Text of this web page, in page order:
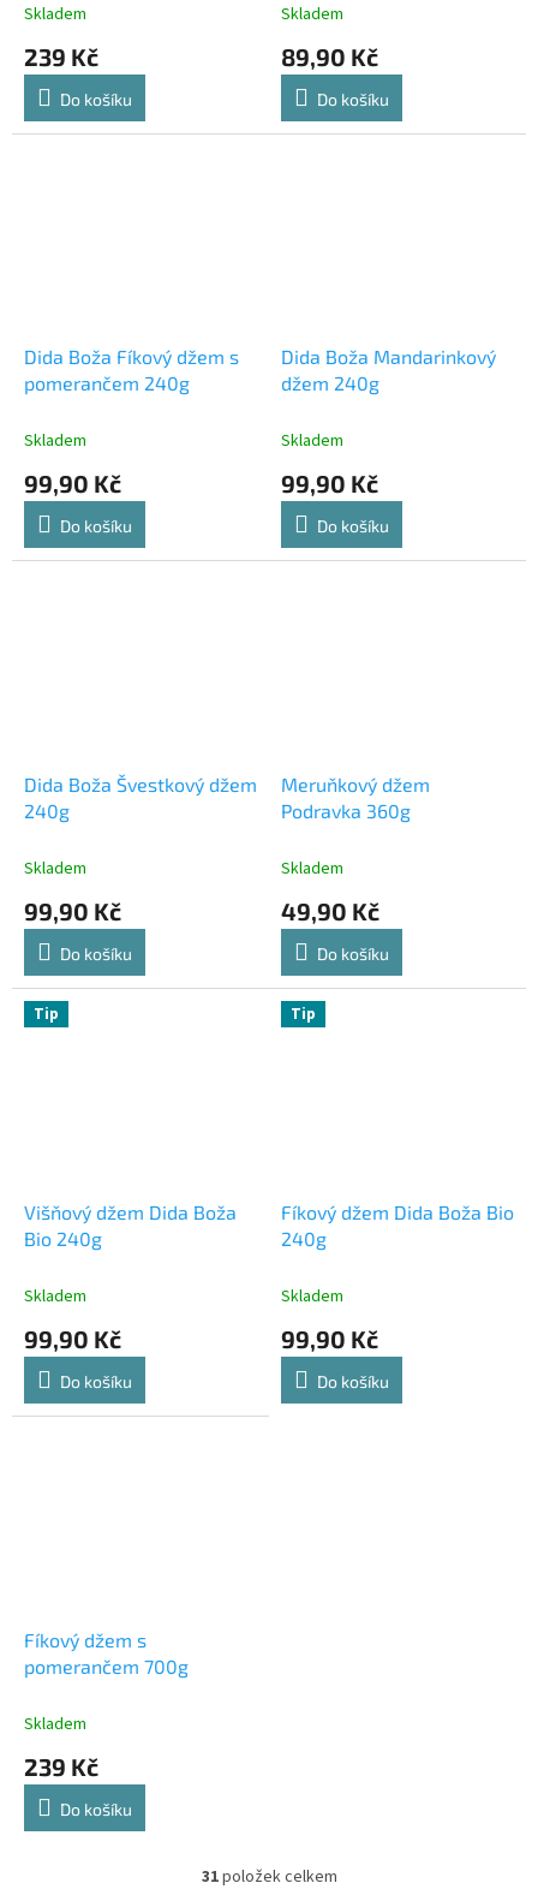
Skladem
239 Kč
Do košíku
Skladem
89,90 Kč
Do košíku
Dida Boža Fíkový džem s
pomerančem 240g
Skladem
99,90 Kč
Do košíku
Dida Boža Mandarinkový
džem 240g
Skladem
99,90 Kč
Do košíku
Dida Boža Švestkový džem
240g
Skladem
99,90 Kč
Do košíku
Meruňkový džem
Podravka 360g
Skladem
49,90 Kč
Do košíku
Tip
Višňový džem Dida Boža
Bio 240g
Skladem
99,90 Kč
Do košíku
Tip
Fíkový džem Dida Boža Bio
240g
Skladem
99,90 Kč
Do košíku
Fíkový džem s
pomerančem 700g
Skladem
239 Kč
Do košíku
O
31položek celkem